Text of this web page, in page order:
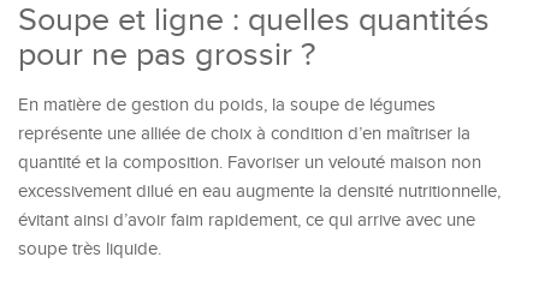
Soupe et ligne : quelles quantités
pour ne pas grossir ?
En matière de gestion du poids, la soupe de légumes
représente une alliée de choix à condition d’en maîtriser la
quantité et la composition. Favoriser un velouté maison non
excessivement dilué en eau augmente la densité nutritionnelle,
évitant ainsi d’avoir faim rapidement, ce qui arrive avec une
soupe très liquide.